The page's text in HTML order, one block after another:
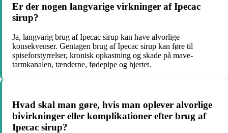
Er der nogen langvarige virkninger af Ipecac
sirup?
Ja, langvarig brug af Ipecac sirup kan have alvorlige
konsekvenser. Gentagen brug af Ipecac sirup kan føre til
spiseforstyrrelser, kronisk opkastning og skade på mave-
tarmkanalen, tænderne, fødepipe og hjertet.
Hvad skal man gøre, hvis man oplever alvorlige
bivirkninger eller komplikationer efter brug af
Ipecac sirup?